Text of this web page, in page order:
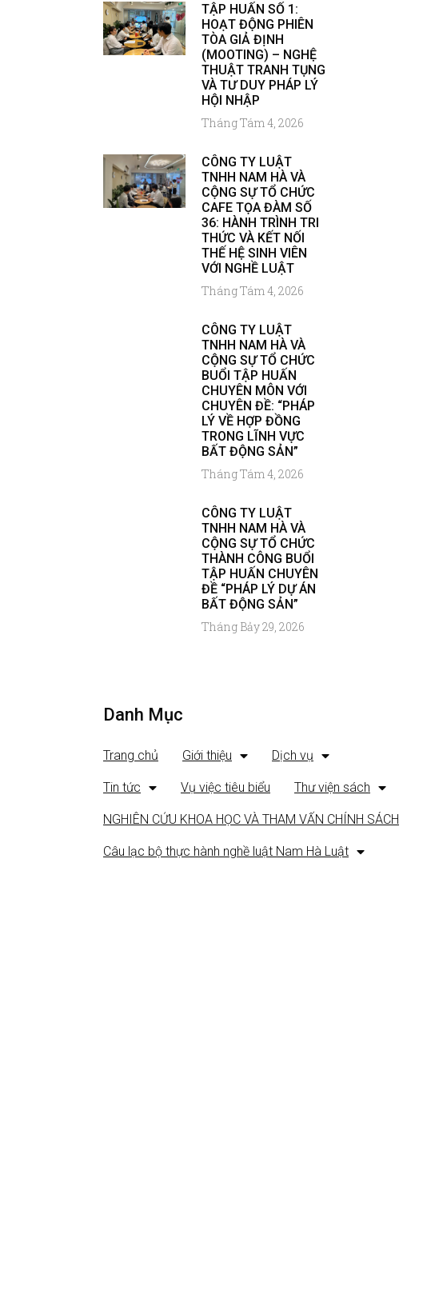
TẬP HUẤN SỐ 1:
HOẠT ĐỘNG PHIÊN
TÒA GIẢ ĐỊNH
(MOOTING) – NGHỆ
THUẬT TRANH TỤNG
VÀ TƯ DUY PHÁP LÝ
HỘI NHẬP
Tháng Tám 4, 2026
CÔNG TY LUẬT
TNHH NAM HÀ VÀ
CỘNG SỰ TỔ CHỨC
CAFE TỌA ĐÀM SỐ
36: HÀNH TRÌNH TRI
THỨC VÀ KẾT NỐI
THẾ HỆ SINH VIÊN
VỚI NGHỀ LUẬT
Tháng Tám 4, 2026
CÔNG TY LUẬT
TNHH NAM HÀ VÀ
CỘNG SỰ TỔ CHỨC
BUỔI TẬP HUẤN
CHUYÊN MÔN VỚI
CHUYÊN ĐỀ: “PHÁP
LÝ VỀ HỢP ĐỒNG
TRONG LĨNH VỰC
BẤT ĐỘNG SẢN”
Tháng Tám 4, 2026
CÔNG TY LUẬT
TNHH NAM HÀ VÀ
CỘNG SỰ TỔ CHỨC
THÀNH CÔNG BUỔI
TẬP HUẤN CHUYÊN
ĐỀ “PHÁP LÝ DỰ ÁN
BẤT ĐỘNG SẢN”
Tháng Bảy 29, 2026
Danh Mục
Trang chủ Giới thiệu Dịch vụ
Tin tức Vụ việc tiêu biểu Thư viện sách
NGHIÊN CỨU KHOA HỌC VÀ THAM VẤN CHÍNH SÁCH
Câu lạc bộ thực hành nghề luật Nam Hà Luật